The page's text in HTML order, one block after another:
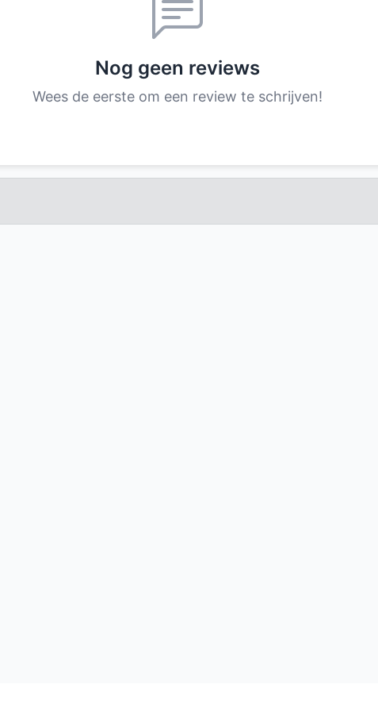
Nog geen reviews
Wees de eerste om een review te schrijven!